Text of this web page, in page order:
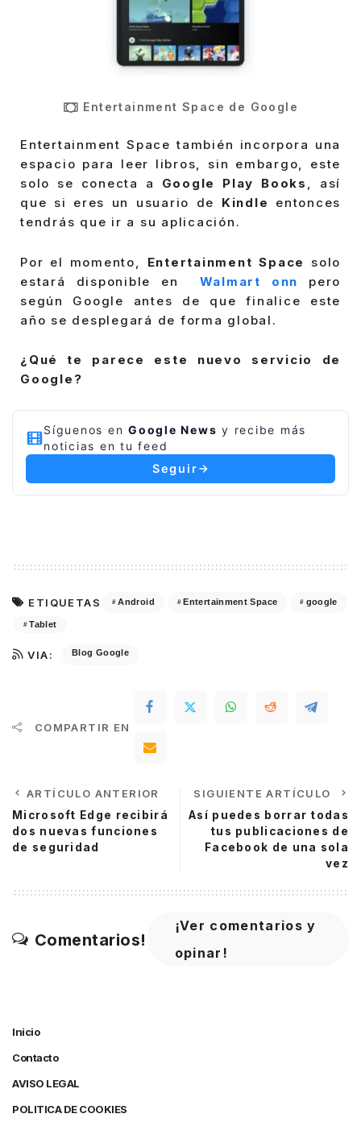
Entertainment Space de Google
Entertainment Space también incorpora una
espacio para leer libros, sin embargo, este
solo se conecta a Google Play Books , así
que si eres un usuario de Kindle
entonces
tendrás que ir a su aplicación.
Por el momento, Entertainment Space solo
estará disponible en Walmart onn
pero
según Google antes de que finalice este
año se desplegará de forma global.
¿Qué te parece este nuevo servicio de
Google?
Síguenos en Google News y recibe más
noticias en tu feed
Seguir
ETIQUETAS Android Entertainment Space google
Tablet
VIA: Blog Google
COMPARTIR EN
ARTÍCULO ANTERIOR
Microsoft Edge recibirá
dos nuevas funciones
de seguridad
SIGUIENTE ARTÍCULO
Así puedes borrar todas
tus publicaciones de
Facebook de una sola
vez
Comentarios!
¡Ver comentarios y
opinar!
Inicio
Contacto
AVISO LEGAL
POLITICA DE COOKIES